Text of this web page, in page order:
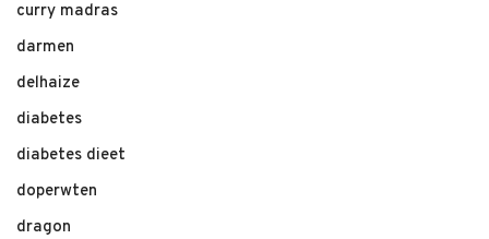
curry madras
darmen
delhaize
diabetes
diabetes dieet
doperwten
dragon